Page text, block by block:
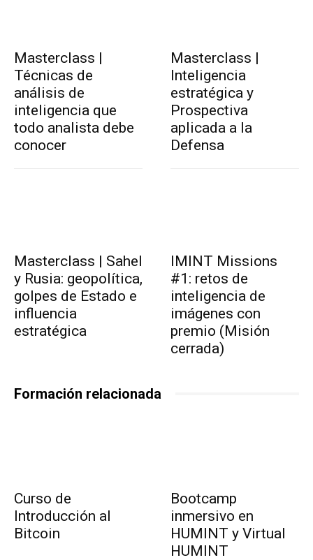
Masterclass |
Técnicas de
análisis de
inteligencia que
todo analista debe
conocer
Masterclass |
Inteligencia
estratégica y
Prospectiva
aplicada a la
Defensa
Masterclass | Sahel
y Rusia: geopolítica,
golpes de Estado e
influencia
estratégica
IMINT Missions
#1: retos de
inteligencia de
imágenes con
premio (Misión
cerrada)
Formación relacionada
Curso de
Introducción al
Bitcoin
Bootcamp
inmersivo en
HUMINT y Virtual
HUMINT